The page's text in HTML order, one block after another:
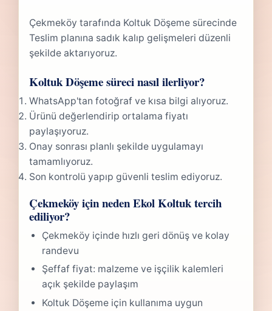
Çekmeköy tarafında Koltuk Döşeme sürecinde
Teslim planına sadık kalıp gelişmeleri düzenli
şekilde aktarıyoruz.
Koltuk Döşeme süreci nasıl ilerliyor?
WhatsApp'tan fotoğraf ve kısa bilgi alıyoruz.
Ürünü değerlendirip ortalama fiyatı
paylaşıyoruz.
Onay sonrası planlı şekilde uygulamayı
tamamlıyoruz.
Son kontrolü yapıp güvenli teslim ediyoruz.
Çekmeköy için neden Ekol Koltuk tercih
ediliyor?
Çekmeköy içinde hızlı geri dönüş ve kolay
randevu
Şeffaf fiyat: malzeme ve işçilik kalemleri
açık şekilde paylaşım
Koltuk Döşeme için kullanıma uygun